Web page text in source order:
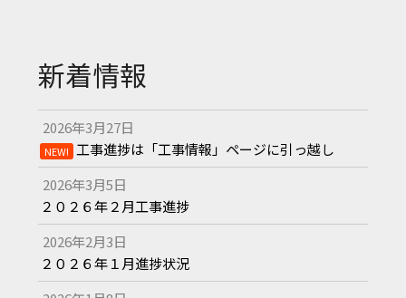
新着情報
2026年3月27日
NEW!
工事進捗は「工事情報」ページに引っ越し
2026年3月5日
２０２６年２月工事進捗
2026年2月3日
２０２６年１月進捗状況